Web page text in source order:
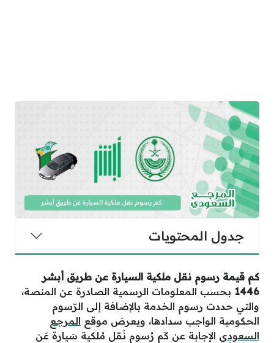
جدول المحتويات
كم قيمة رسوم نقل ملكية السيارة عن طريق أبشر
1446 بحسب المعلومات الرسمية الصادرة عن المنصة،
والتي حددت رسوم الخدمة بالإضافة إلى الرّسوم
الحكومية الواجب سدادها، ويعرض موقع المرجع
السعودي الإجابة عن كَم رُسوم نَقل مُلكية سَيارة عَن